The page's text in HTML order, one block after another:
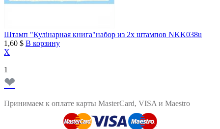
Штамп "Кулінарная книга"набор из 2х штампов NKK038u
1,60 $ В корзину
X
1
❤
Принимаем к оплате карты MasterCard, VISA и Maestro